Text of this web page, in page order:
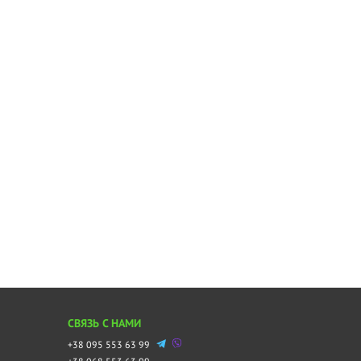
СВЯЗЬ С НАМИ
+38 095 553 63 99